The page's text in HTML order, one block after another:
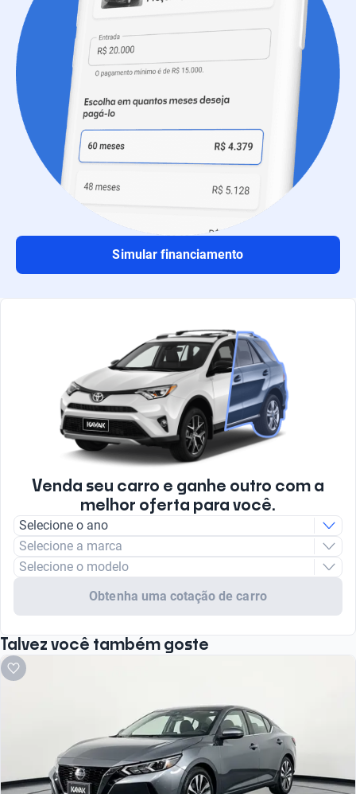
Simular financiamento
Venda seu carro e ganhe outro com a
melhor oferta para você.
Selecione o ano
Selecione a marca
Selecione o modelo
Obtenha uma cotação de carro
Talvez você também goste